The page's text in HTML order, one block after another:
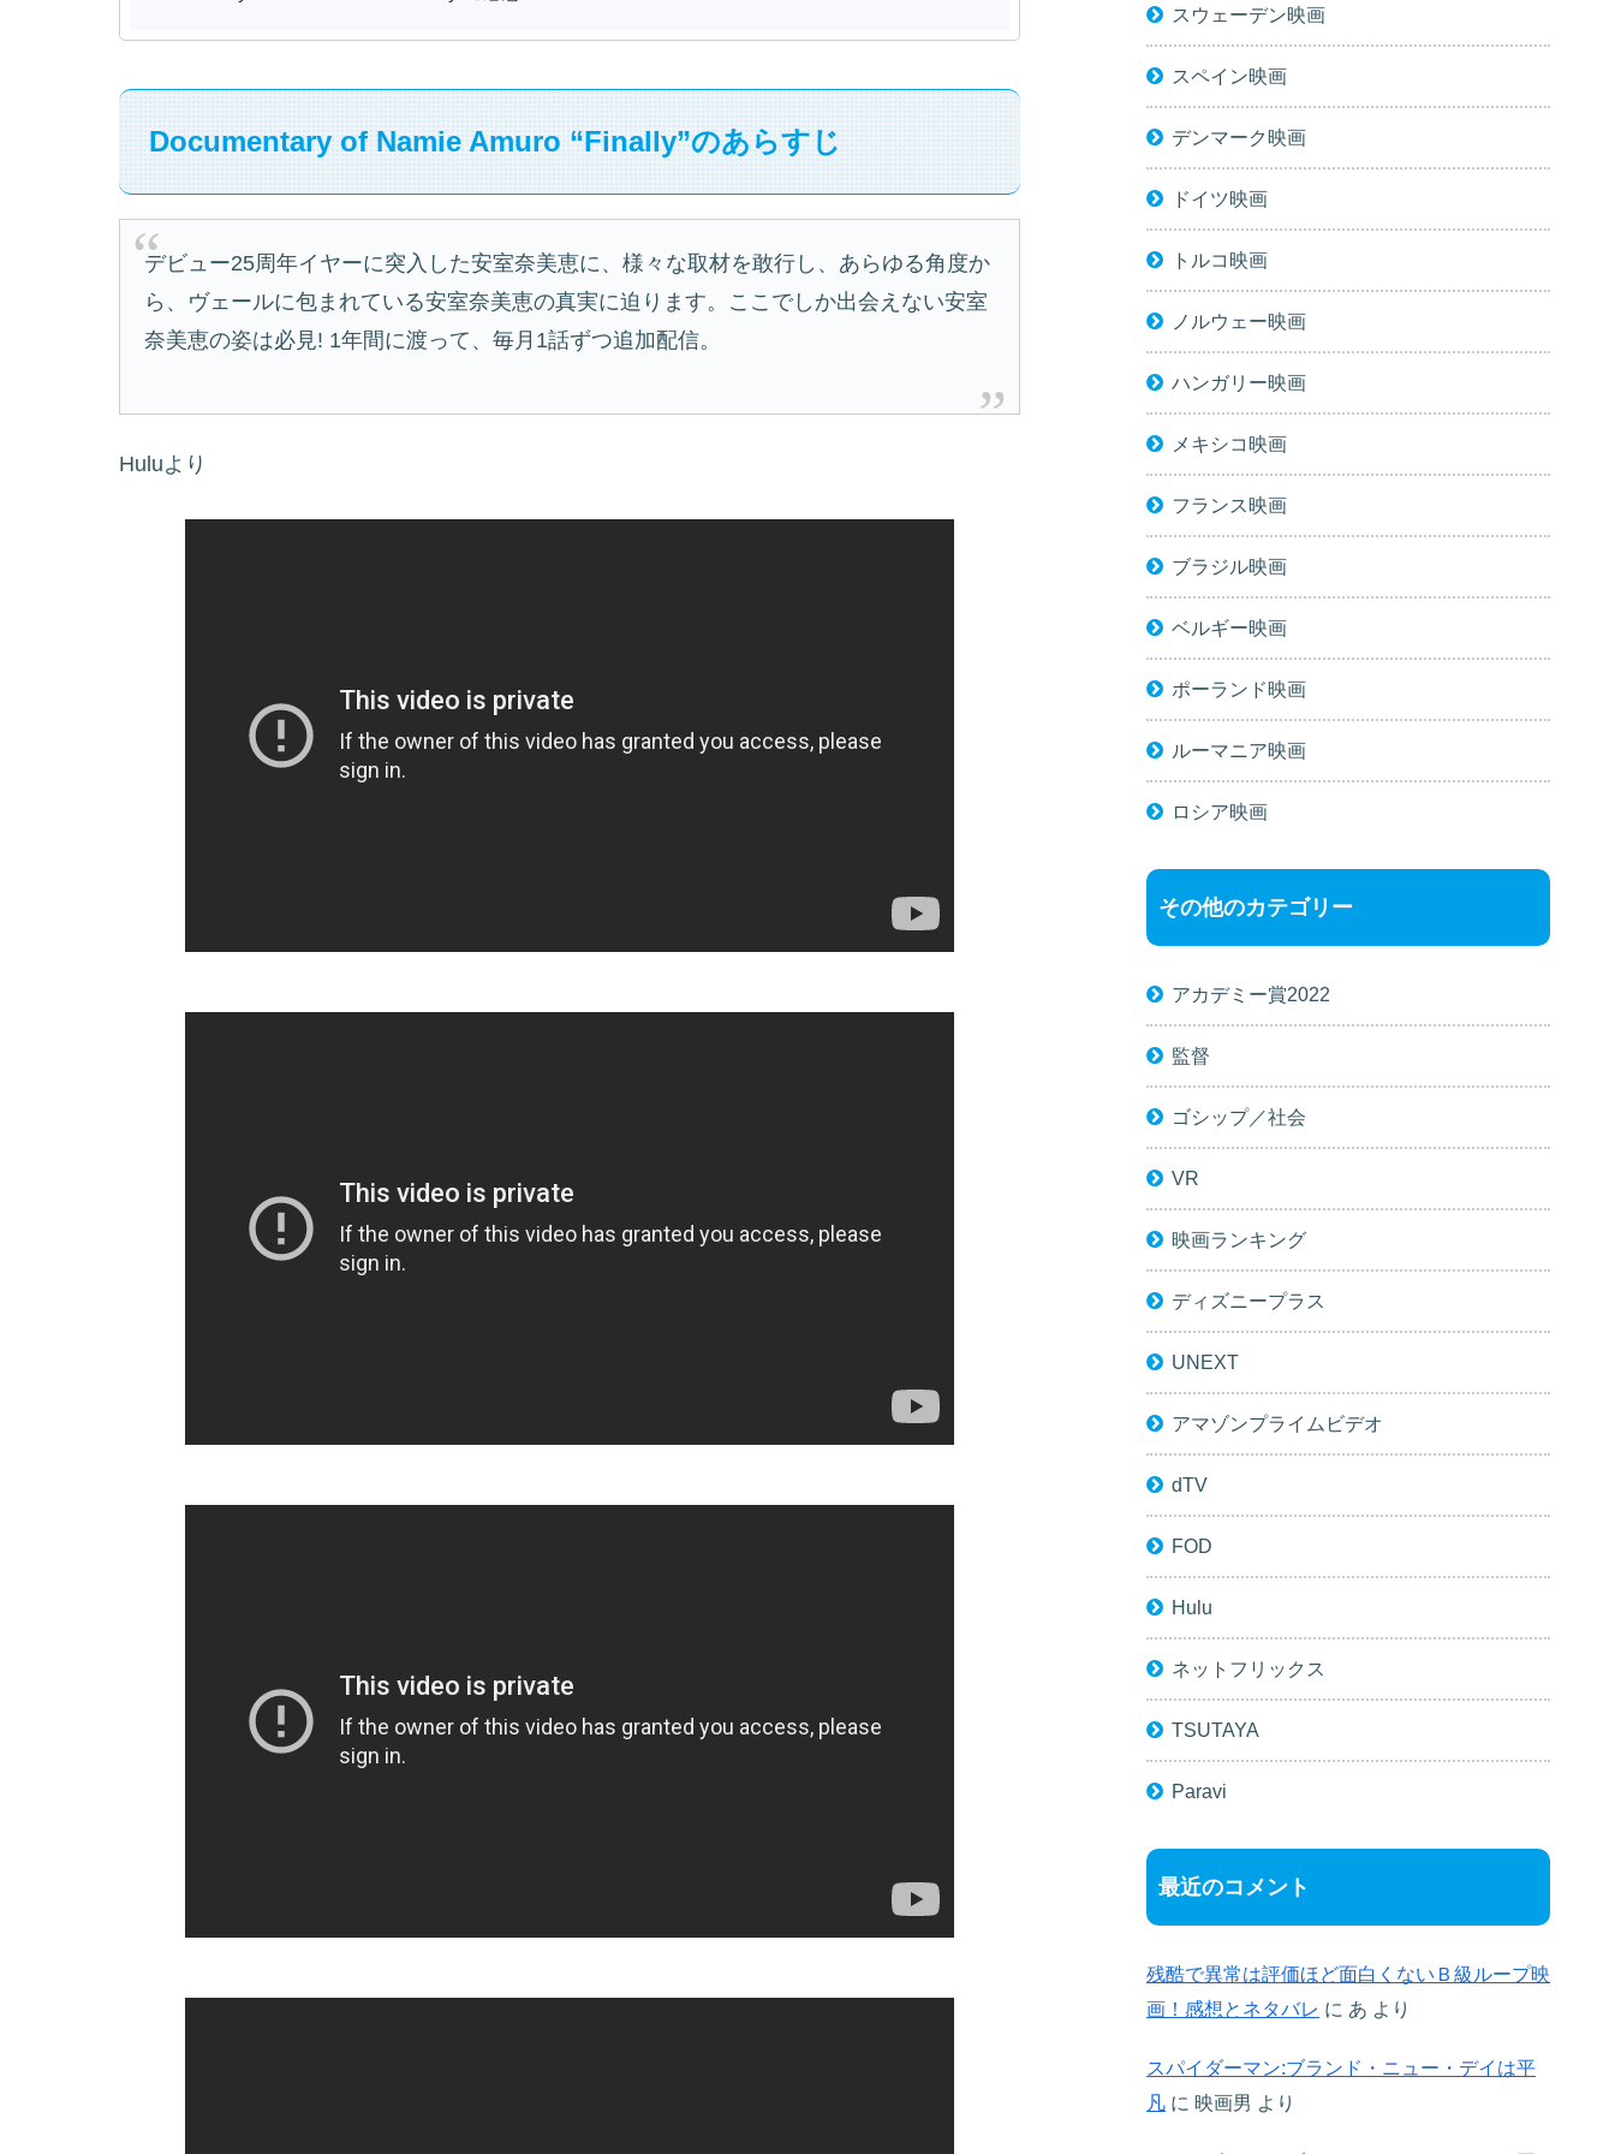
Documentary of Namie Amuro “Finally”のあらすじ
デビュー25周年イヤーに突入した安室奈美恵に、様々な取材を敢行し、あらゆる角度か
ら、ヴェールに包まれている安室奈美恵の真実に迫ります。ここでしか出会えない安室
奈美恵の姿は必見! 1年間に渡って、毎月1話ずつ追加配信。
Huluより
スウェーデン映画
スペイン映画
デンマーク映画
ドイツ映画
トルコ映画
ノルウェー映画
ハンガリー映画
メキシコ映画
フランス映画
ブラジル映画
ベルギー映画
ポーランド映画
ルーマニア映画
ロシア映画
その他のカテゴリー
アカデミー賞2022
監督
ゴシップ／社会
VR
映画ランキング
ディズニープラス
UNEXT
アマゾンプライムビデオ
dTV
FOD
Hulu
ネットフリックス
TSUTAYA
Paravi
最近のコメント
残酷で異常は評価ほど面白くないＢ級ループ映
画！感想とネタバレ に あ より
スパイダーマン:ブランド・ニュー・デイは平
凡 に 映画男 より